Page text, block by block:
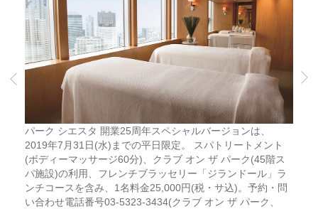
パーク シエスタ 開業25周年スペシャルバージョンは、
2019年7月31日(水)までの平日限定。 スパトリートメント
(ボディーマッサージ60分)、クラブ オン ザ パーク(45階ス
パ施設)の利用、フレンチブラッセリー「ジランドール」ラ
ンチコースを含み、1名料金25,000円(税・サ込)。予約・問
い合わせ電話番号03-5323-3434(クラブ オン ザ パーク、